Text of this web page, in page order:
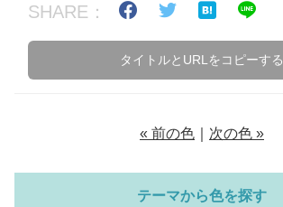
SHARE：
タイトルとURLをコピーする
« 前の色 次の色 »
テーマから色を探す